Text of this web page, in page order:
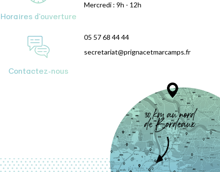
Horaires d'ouverture
Mercredi : 9h - 12h
Contactez-nous
05 57 68 44 44
secretariat@prignacetmarcamps.fr